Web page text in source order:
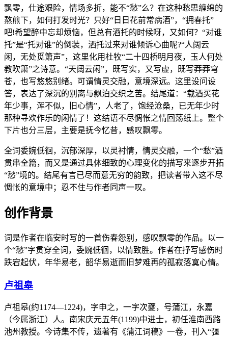
飘零，仕途艰险，情场多折，能不“愁”么？在这种愁思缠绵的
熬煎下，如何打发时光？只好“日日花前常病酒”，“拥春托”
吧!希望醉中忘却烦恼，但总有酒托的时候呀，又如何？“对谁
托”是“托对谁”的倒装，洒托过来对谁倾诉心曲呢?“人阔云
闲，无处觅箫声”，这里化用杜牧“二十四桥明月夜，玉人何处
教吹箫”之诗意。“天阔云闲”，既写实，又写虚，既写莽莽穹
苍，也写悠悠别绪。可谓情灵交融，意境深远。这里设问设
答，表达了深沉的别离与飘泊交织之苦。结尾道：“载酒买花
年少事，浑不似，旧心情”，人老了，饱经沧桑，已无年少时
那种寻欢作乐的闲情了！这结语不尽惆怅之情回荡纸上。整个
下片也分三层，主要是抚今忆昔，感叹飘零。
全词委婉低徊，沉郁深厚，以灵衬情，情灵交融，一个“愁”酒
贯串全篇，而又是通过具体细致的心理变化的描写来逐步开拓
“愁”境的。结尾有言已尽而意无穷的韵致，把读者带入这不尽
惆怅的意境中；忍不住与作者同声一叹。
创作背景
词是作者在临安时写的一首伤春怨别，感叹飘零的作品。以一
个“愁”字贯穿全词，委婉低徊，以情致胜。作者在抒写感伤时
跌宕起伏，年华易老，韶华易逝而旧梦难再的孤寂落寞心情。
卢祖皋
卢祖皋(约1174—1224)，字申之，一字次夔，号蒲江，永嘉
（今属浙江）人。南宋庆元五年(1199)中进士，初任淮南西路
池州教授。今诗集不传，遗著有《蒲江词稿》一卷，刊入“彊